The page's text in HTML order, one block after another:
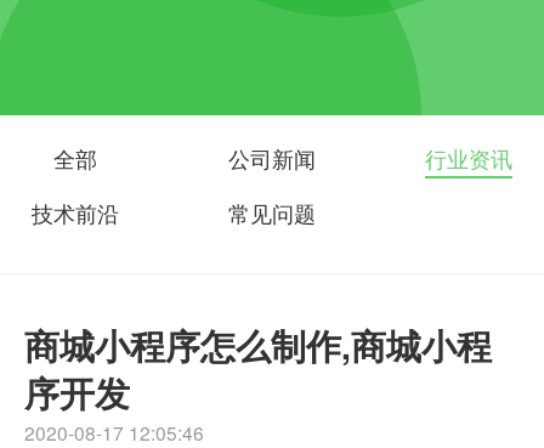
全部 公司新闻
行业资讯
技术前沿
常见问题
商城小程序怎么制作,商城小程
序开发
2020-08-17 12:05:46